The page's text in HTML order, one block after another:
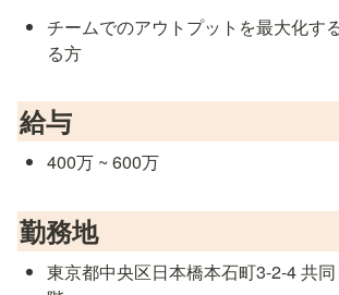
チームでのアウトプットを最大化す
る方
給与
400万 ~ 600万
勤務地
東京都中央区日本橋本石町3-2-4 共